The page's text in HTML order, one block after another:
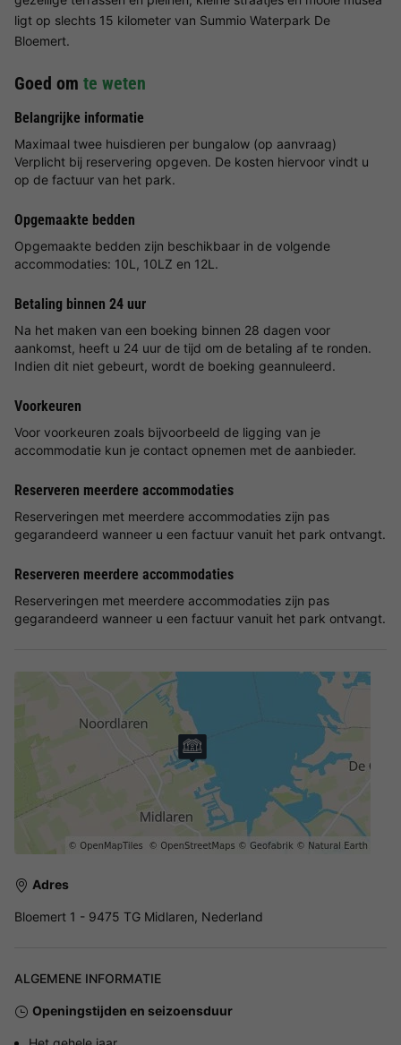
ligt op slechts 15 kilometer van Summio Waterpark De
Bloemert.
Goed om te weten
Belangrijke informatie
Maximaal twee huisdieren per bungalow (op aanvraag)
Verplicht bij reservering opgeven. De kosten hiervoor vindt u
op de factuur van het park.
Opgemaakte bedden
Opgemaakte bedden zijn beschikbaar in de volgende
accommodaties: 10L, 10LZ en 12L.
Betaling binnen 24 uur
Na het maken van een boeking binnen 28 dagen voor
aankomst, heeft u 24 uur de tijd om de betaling af te ronden.
Indien dit niet gebeurt, wordt de boeking geannuleerd.
Voorkeuren
Voor voorkeuren zoals bijvoorbeeld de ligging van je
accommodatie kun je contact opnemen met de aanbieder.
Reserveren meerdere accommodaties
Reserveringen met meerdere accommodaties zijn pas
gegarandeerd wanneer u een factuur vanuit het park ontvangt.
Reserveren meerdere accommodaties
Reserveringen met meerdere accommodaties zijn pas
gegarandeerd wanneer u een factuur vanuit het park ontvangt.
Adres
Bloemert 1 - 9475 TG Midlaren, Nederland
ALGEMENE INFORMATIE
Openingstijden en seizoensduur